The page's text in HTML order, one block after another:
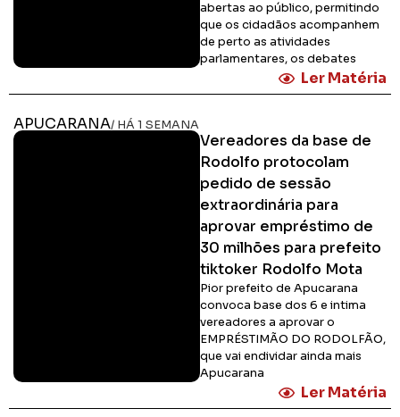
abertas ao público, permitindo
que os cidadãos acompanhem
de perto as atividades
parlamentares, os debates
Ler Matéria
APUCARANA/ HÁ 1 SEMANA
Vereadores da base de
Rodolfo protocolam
pedido de sessão
extraordinária para
aprovar empréstimo de
30 milhões para prefeito
tiktoker Rodolfo Mota
Pior prefeito de Apucarana
convoca base dos 6 e intima
vereadores a aprovar o
EMPRÉSTIMÃO DO RODOLFÃO,
que vai endividar ainda mais
Apucarana
Ler Matéria